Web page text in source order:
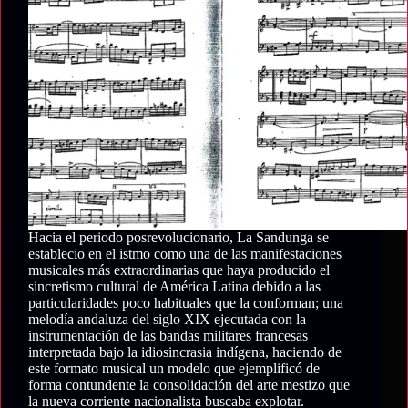
apropiación
de
la
tradición
Hacia el periodo posrevolucionario, La Sandunga se
establecio en el istmo como una de las manifestaciones
musicales más extraordinarias que haya producido el
sincretismo cultural de América Latina debido a las
particularidades poco habituales que la conforman; una
melodía andaluza del siglo XIX ejecutada con la
instrumentación de las bandas militares francesas
interpretada bajo la idiosincrasia indígena, haciendo de
este formato musical un modelo que ejemplificó de
forma contundente la consolidación del arte mestizo que
la nueva corriente nacionalista buscaba explotar.